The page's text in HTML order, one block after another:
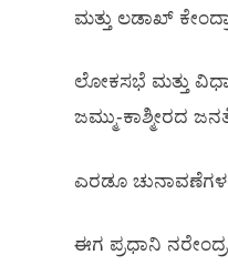
ಮತ್ತು ಲಡಾಖ್‌
ಲೋಕಸಭೆ ಮತ್ತು
ಜಮ್ಮು-ಕಾಶ್ಮೀರದ
ಎರಡೂ
ಈಗ ಪ್ರಧಾನಿ